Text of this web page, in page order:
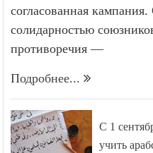
согласованная
солидарностью
противоречия —
Подробнее...
С 1
учить